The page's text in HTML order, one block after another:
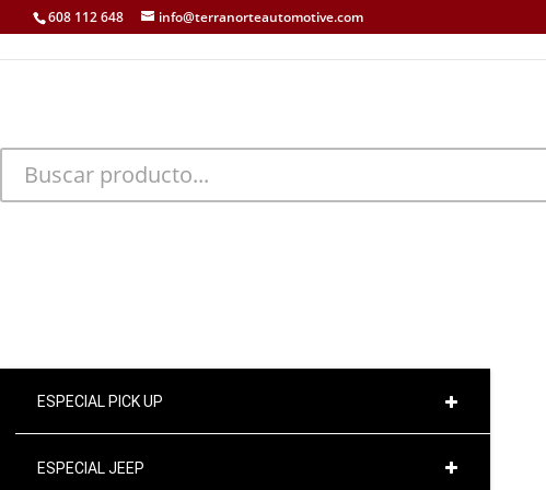
608 112 648 info@terranorteautomotive.com
ESPECIAL PICK UP
ESPECIAL JEEP